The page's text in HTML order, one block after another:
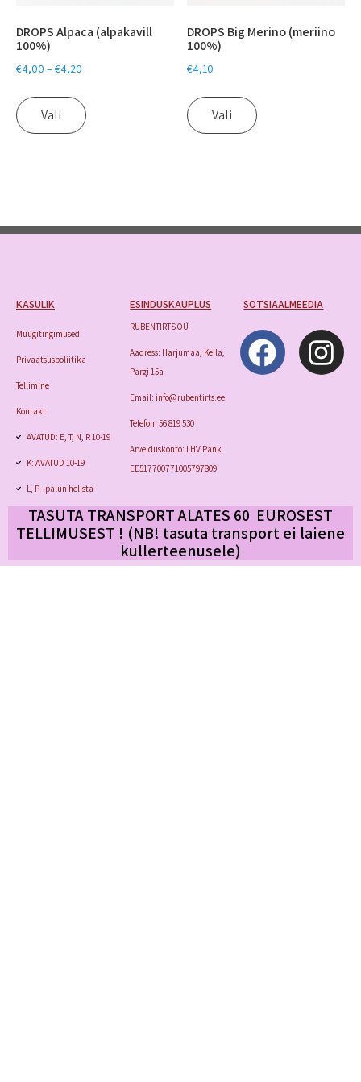
DROPS Alpaca (alpakavill
100%)
€4,00 – €4,20
Vali
DROPS Big Merino (meriino
100%)
€4,10
Vali
KASULIK
Müügitingimused
Privaatsuspoliitika
Tellimine
Kontakt
AVATUD: E, T, N, R 10-19
K: AVATUD 10-19
L, P - palun helista
ESINDUSKAUPLUS
RUBENTIRTS OÜ
Aadress: Harjumaa, Keila,
Pargi 15a
Email: info@rubentirts.ee
Telefon: 56 819 530
Arvelduskonto: LHV Pank
EE517700771005797809
SOTSIAALMEEDIA
TASUTA TRANSPORT ALATES 60 EUROSEST
TELLIMUSEST ! (NB! tasuta transportei laiene
kullerteenusele)